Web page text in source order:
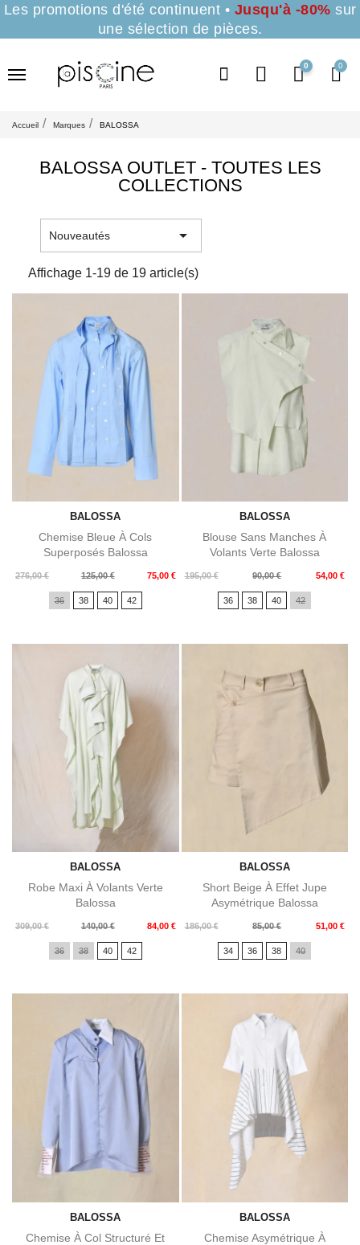
Les promotions d'été continuent • Jusqu'à -80% sur
une sélection de pièces.
0
Accueil Marques BALOSSA
BALOSSA OUTLET - TOUTES LES
COLLECTIONS
Nouveautés 
Affichage 1-19 de 19 article(s)
BALOSSA
Chemise Bleue À Cols
Superposés Balossa
276,00 €
Prix
125,00 € 75,00 €
Prix
36 38 40 42
BALOSSA
Blouse Sans Manches À
Volants Verte Balossa
195,00 €
Prix
90,00 € 54,00 €
Prix
36 38 40 42
BALOSSA
Robe Maxi À Volants Verte
Balossa
309,00 €
Prix
140,00 € 84,00 €
Prix
36 38 40 42
BALOSSA
Short Beige À Effet Jupe
Asymétrique Balossa
186,00 €
Prix
85,00 € 51,00 €
Prix
34 36 38 40
BALOSSA
Chemise À Col Structuré Et
BALOSSA
Chemise Asymétrique À